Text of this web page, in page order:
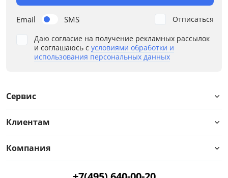
Цвет
Бежевый
Серый
Ширина, мм
Email SMS
Даю согласие на получение рекламных рассылок
и соглашаюсь с условиями обработки и
использования персональных данных
Отписаться
Сервис
Клиентам
Компания